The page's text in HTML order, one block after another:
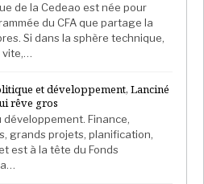
de la Cedeao est née pour
du CFA que partage la
Si dans la sphère technique,
vite,…
et développement, Lanciné
rêve gros
Finance,
grands projets, planification,
est à la tête du Fonds